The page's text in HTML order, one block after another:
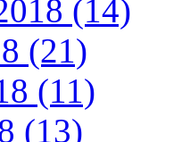
(14)
(21)
(11)
(13)